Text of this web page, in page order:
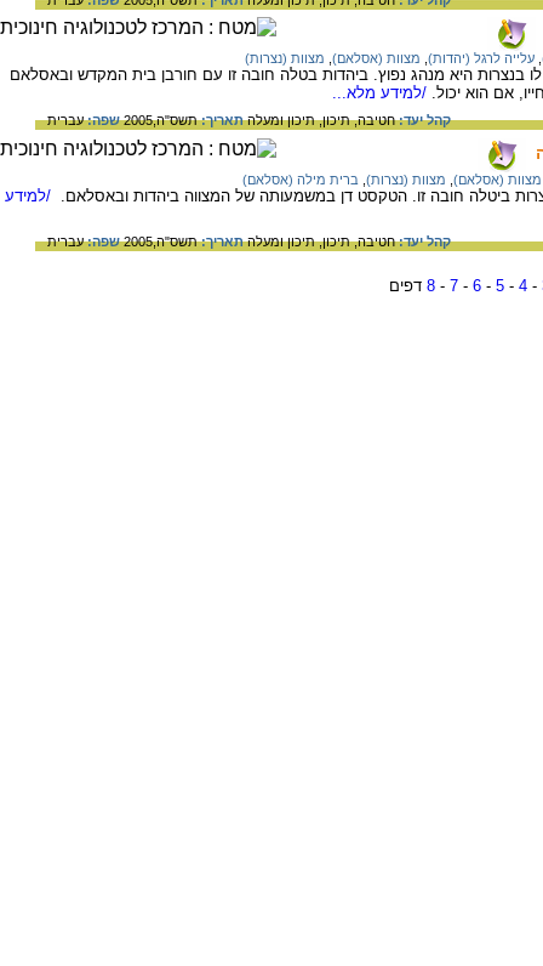
עלייה לרגל (יהדות) מצוות (אסלאם) מצוות (נצרות)
בנצרות היא מנהג נפוץ. ביהדות בטלה חובה זו עם חורבן בית המקדש ובאסלאם
אם הוא יכול. /למידע מלא...
קהל יעד:חטיבה,תיכון,תיכון ומעלהתאריך:תשס"ה,2005 שפה:עברית
מצוות (אסלאם) מצוות (נצרות) ברית מילה (אסלאם)
ביטלה חובה זו. הטקסט דן במשמעותה של המצווה ביהדות ובאסלאם. /למידע
קהל יעד:חטיבה,תיכון,תיכון ומעלהתאריך:תשס"ה,2005 שפה:עברית
-
4
-
5
-
6
-
7
-
8 דפים